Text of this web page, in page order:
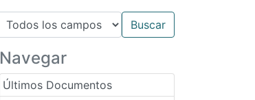
Navegar
Últimos Documentos